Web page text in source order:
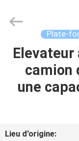
MAISON
MACHINERY
Rights
Reserved.
Plate-
Elevateur
camion
une
Lieu d'origine: